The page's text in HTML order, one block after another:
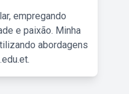
empregando
e paixão. Minha
abordagens